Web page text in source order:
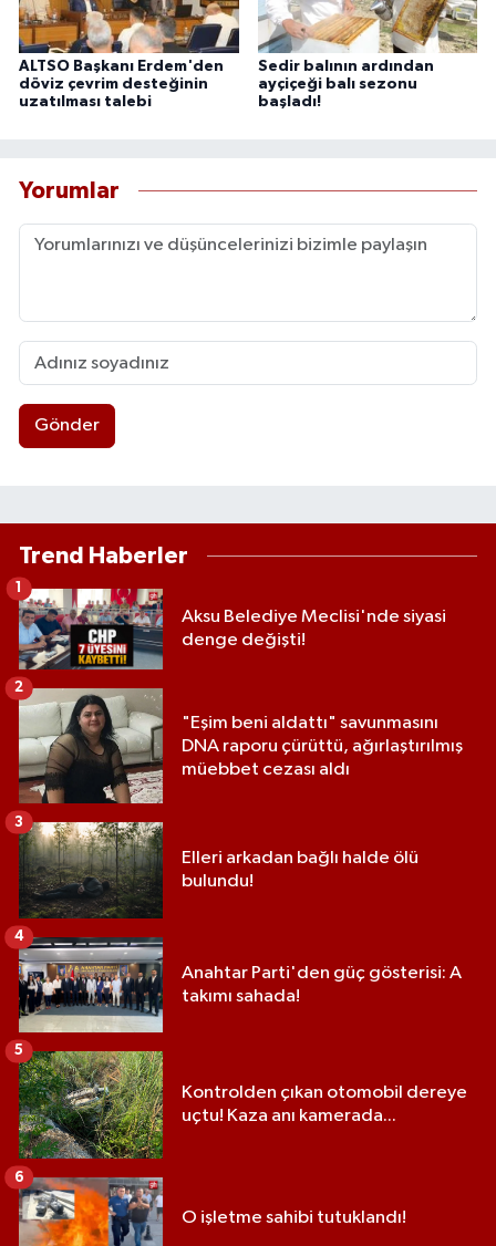
ALTSO Başkanı Erdem'den
döviz çevrim desteğinin
uzatılması talebi
Sedir balının ardından
ayçiçeği balı sezonu
başladı!
Yorumlar
Gönder
Trend Haberler
Aksu Belediye Meclisi'nde siyasi
denge değişti!
1
"Eşim beni aldattı" savunmasını
DNA raporu çürüttü, ağırlaştırılmış
müebbet cezası aldı
2
Elleri arkadan bağlı halde ölü
bulundu!
3
Anahtar Parti'den güç gösterisi: A
takımı sahada!
4
Kontrolden çıkan otomobil dereye
uçtu! Kaza anı kamerada...
5
O işletme sahibi tutuklandı!
6